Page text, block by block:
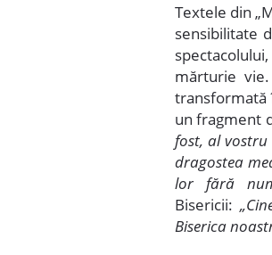
Textele din
sensibilitate
mărturie
transformată
un fragment
fost, al
dragostea
lor fără
Bisericii:
Biserica